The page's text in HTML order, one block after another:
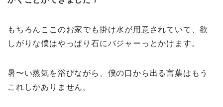
もちろんここのお家でも掛け水が用意されていて、欲
しがりな僕はやっぱり石にバジャーっとかけます。
暑〜い蒸気を浴びながら、僕の口から出る言葉はもう
これしかありません。